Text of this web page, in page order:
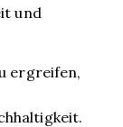
und
ergreifen,